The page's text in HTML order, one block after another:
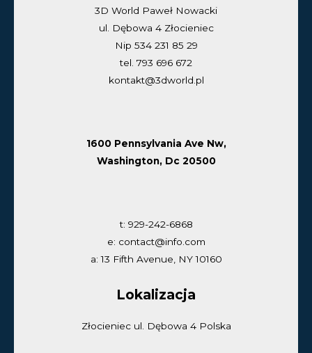
3D World Paweł Nowacki
ul. Dębowa 4 Złocieniec
Nip 534 231 85 29
tel. 793 696 672
kontakt@3dworld.pl
1600 Pennsylvania Ave Nw,
Washington, Dc 20500
t: 929-242-6868
e: contact@info.com
a: 13 Fifth Avenue, NY 10160
Lokalizacja
Złocieniec ul. Dębowa 4 Polska